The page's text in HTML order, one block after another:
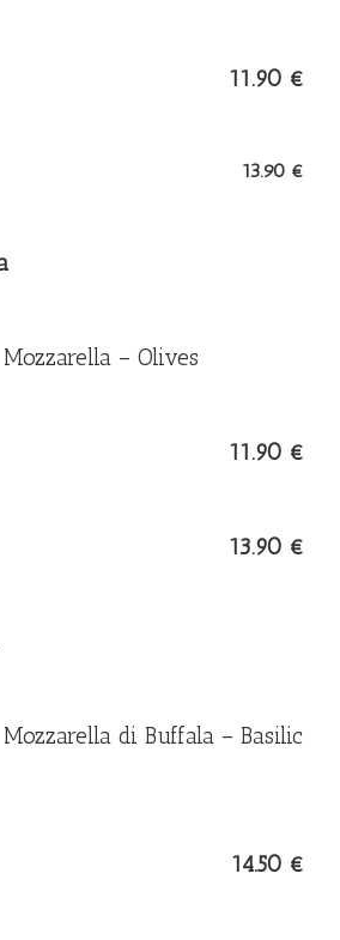
11.90 €
13.90 €
– Olives
11.90 €
13.90 €
di Buffala – Basilic
14.50 €